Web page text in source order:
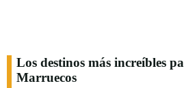
Los destinos más increíbles
Marruecos